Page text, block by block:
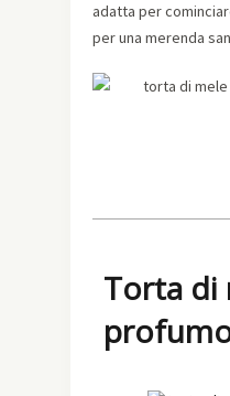
adatta per
per una merenda
Torta di